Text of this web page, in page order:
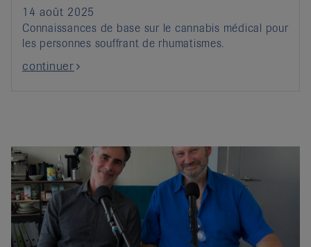
14 août 2025
Connaissances de base sur le cannabis médical pour
les personnes souffrant de rhumatismes.
continuer